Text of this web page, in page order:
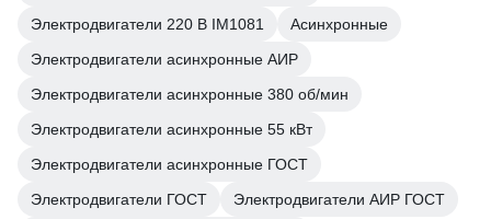
Электродвигатели 220 В IM1081
Асинхронные
Электродвигатели асинхронные АИР
Электродвигатели асинхронные 380 об/мин
Электродвигатели асинхронные 55 кВт
Электродвигатели асинхронные ГОСТ
Электродвигатели ГОСТ
Электродвигатели АИР ГОСТ